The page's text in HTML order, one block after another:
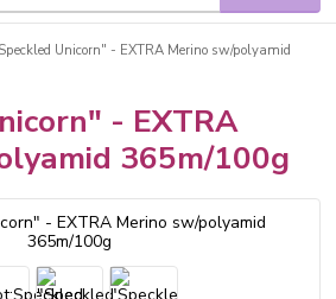
Unicorn" - EXTRA Merino sw/polyamid
- EXTRA
365m/100g